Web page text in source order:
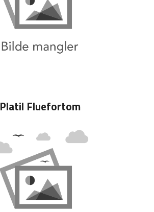
Platil Fluefortom